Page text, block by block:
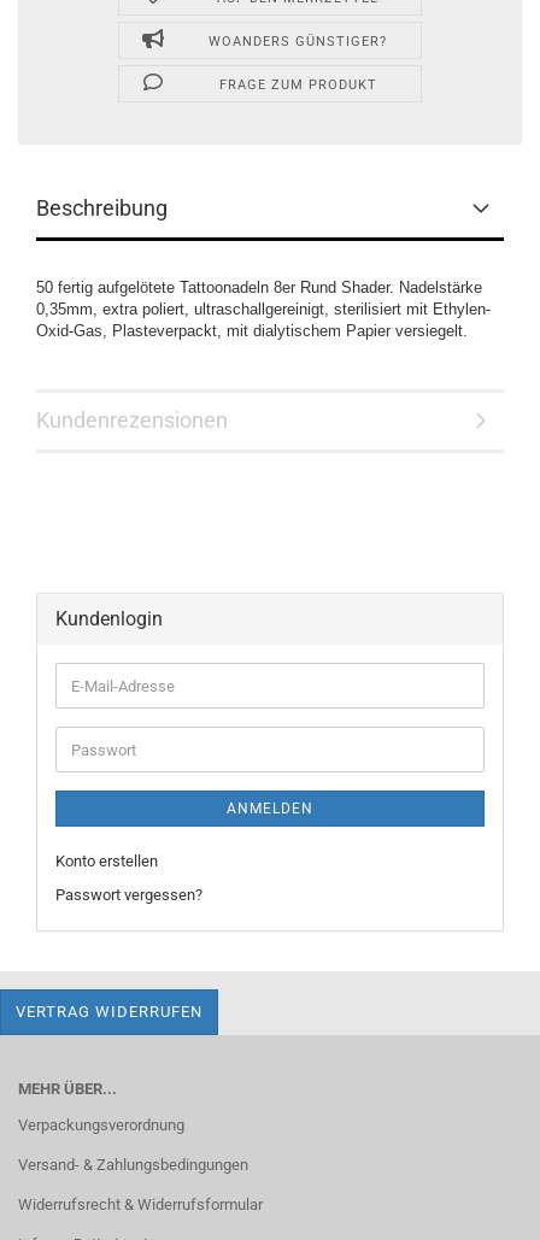
WOANDERS GÜNSTIGER?
FRAGE ZUM PRODUKT
Beschreibung
50 fertig aufgelötete Tattoonadeln 8er Rund Shader. Nadelstärke
0,35mm, extra poliert, ultraschallgereinigt, sterilisiert mit Ethylen-
Oxid-Gas, Plasteverpackt, mit dialytischem Papier versiegelt.
Kundenrezensionen
Kundenlogin
E-
Mail-
Adresse
Passwort
ANMELDEN
Konto erstellen
Passwort vergessen?
VERTRAG WIDERRUFEN
MEHR ÜBER...
Verpackungsverordnung
Versand- & Zahlungsbedingungen
Widerrufsrecht & Widerrufsformular